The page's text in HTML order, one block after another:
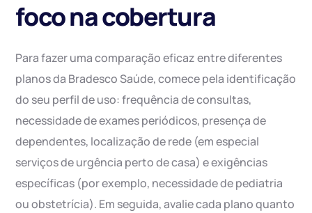
foco na cobertura
Para fazer uma comparação eficaz entre diferentes
planos da Bradesco Saúde, comece pela identificação
do seu perfil de uso: frequência de consultas,
necessidade de exames periódicos, presença de
dependentes, localização de rede (em especial
serviços de urgência perto de casa) e exigências
específicas (por exemplo, necessidade de pediatria
ou obstetrícia). Em seguida, avalie cada plano quanto